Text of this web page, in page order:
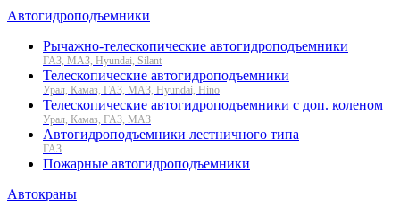
Автогидроподъемники
Рычажно-телескопические автогидроподъемники
ГАЗ, МАЗ, Hyundai, Silant
Телескопические автогидроподъемники
Урал, Камаз, ГАЗ, МАЗ, Hyundai, Hino
Телескопические автогидроподъемники с доп. коленом
Урал, Камаз, ГАЗ, МАЗ
Автогидроподъемники лестничного типа
ГАЗ
Пожарные автогидроподъемники
Автокраны